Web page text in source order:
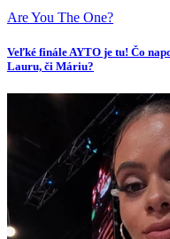
Are You The One?
Veľké finále AYTO je tu! Čo
Lauru, či Máriu?